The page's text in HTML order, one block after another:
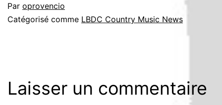
Par oprovencio
Catégorisé comme LBDC Country Music News
Laisser un commentaire